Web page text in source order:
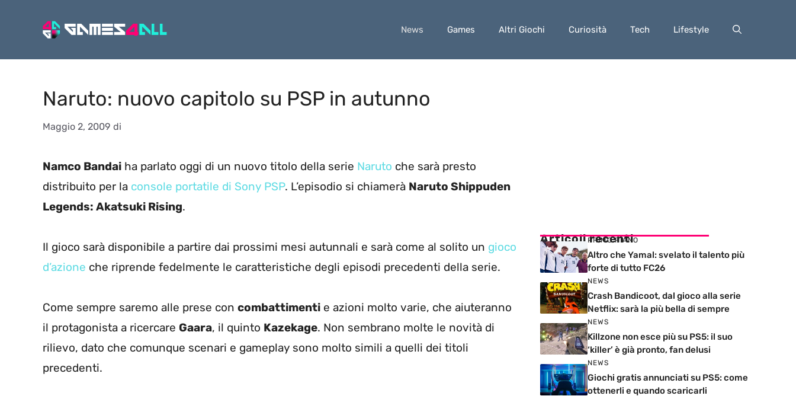
News Games Altri Giochi Curiosità Tech Lifestyle
Naruto: nuovo capitolo su PSP in autunno
Maggio 2, 2009 di
Namco Bandai ha parlato oggi di un nuovo titolo della serie Naruto che sarà presto
distribuito per la console portatile di Sony PSP. L’episodio si chiamerà Naruto Shippuden
Legends: Akatsuki Rising.
Il gioco sarà disponibile a partire dai prossimi mesi autunnali e sarà come al solito un gioco
d’azione che riprende fedelmente le caratteristiche degli episodi precedenti della serie.
Come sempre saremo alle prese con combattimenti e azioni molto varie, che aiuteranno
il protagonista a ricercare Gaara, il quinto Kazekage. Non sembrano molte le novità di
rilievo, dato che comunque scenari e gameplay sono molto simili a quelli dei titoli
precedenti.
Articoli recenti
PRIMO PIANO
Altro che Yamal: svelato il talento più
forte di tutto FC26
NEWS
Crash Bandicoot, dal gioco alla serie
Netflix: sarà la più bella di sempre
NEWS
Killzone non esce più su PS5: il suo
‘killer’ è già pronto, fan delusi
NEWS
Giochi gratis annunciati su PS5: come
ottenerli e quando scaricarli